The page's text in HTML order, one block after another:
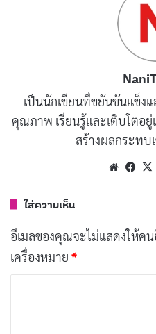
จรรโลงใจ คืออะไร?
เป็นนักเขียนที่ขยันขันแข็ง
คุณภาพ เรียนรู้และเติบโตอยู่
สร้างผลกระทบ
Website
ใส่ความเห็น
อีเมลของคุณจะไม่แสดงให้ค
เครื่องหมาย *